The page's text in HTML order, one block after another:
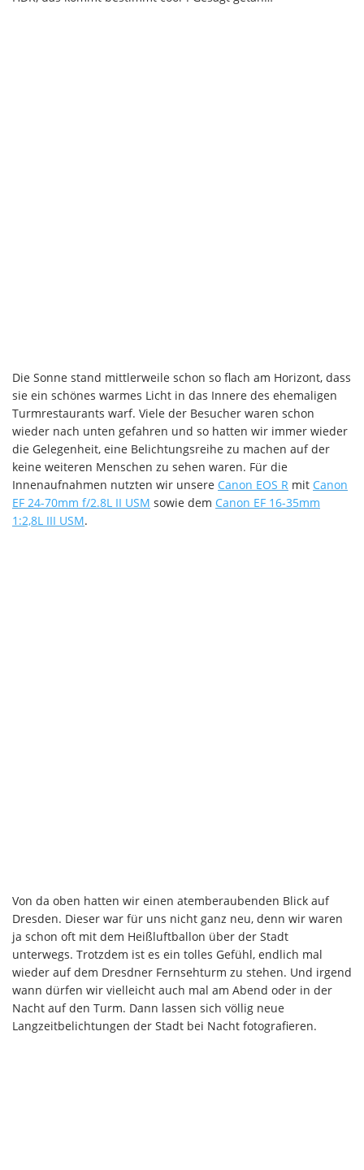
Die Sonne stand mittlerweile schon so flach am Horizont, dass
sie ein schönes warmes Licht in das Innere des ehemaligen
Turmrestaurants warf. Viele der Besucher waren schon
wieder nach unten gefahren und so hatten wir immer wieder
die Gelegenheit, eine Belichtungsreihe zu machen auf der
keine weiteren Menschen zu sehen waren. Für die
Innenaufnahmen nutzten wir unsere Canon EOS R mit Canon
EF 24-70mm f/2.8L II USM sowie dem Canon EF 16-35mm
1:2,8L III USM.
Von da oben hatten wir einen atemberaubenden Blick auf
Dresden. Dieser war für uns nicht ganz neu, denn wir waren
ja schon oft mit dem Heißluftballon über der Stadt
unterwegs. Trotzdem ist es ein tolles Gefühl, endlich mal
wieder auf dem Dresdner Fernsehturm zu stehen. Und irgend
wann dürfen wir vielleicht auch mal am Abend oder in der
Nacht auf den Turm. Dann lassen sich völlig neue
Langzeitbelichtungen der Stadt bei Nacht fotografieren.